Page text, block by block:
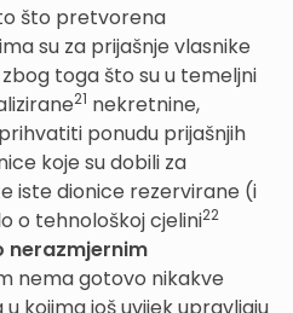
što pretvorena
su za prijašnje vlasnike
toga što su u temeljni
21 nekretnine,
ponudu prijašnjih
koje su dobili za
iste dionice rezervirane (i
o tehnološkoj cjelini22
nerazmjernim
nema gotovo nikakve
kojima još uvijek upravljaju